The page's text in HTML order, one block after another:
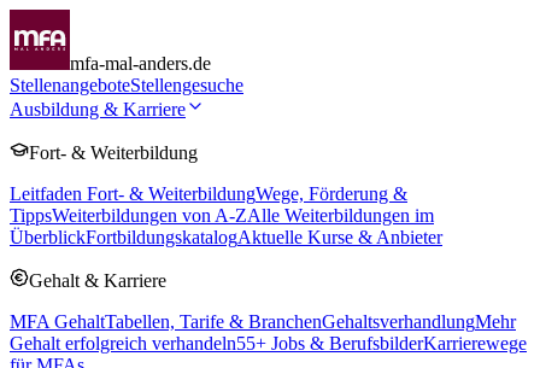
mfa-mal-anders.de
StellenangeboteStellengesuche
Ausbildung & Karriere
Fort- & Weiterbildung
Leitfaden Fort- & WeiterbildungWege, Förderung &
TippsWeiterbildungen von A-ZAlle Weiterbildungen im
ÜberblickFortbildungskatalogAktuelle Kurse & Anbieter
Gehalt & Karriere
MFA GehaltTabellen, Tarife & BranchenGehaltsverhandlungMehr
Gehalt erfolgreich verhandeln55+ Jobs & BerufsbilderKarrierewege